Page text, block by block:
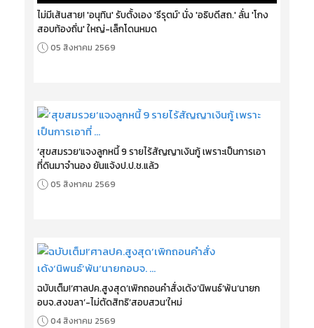
ไม่มีเส้นสาย! 'อนุทิน' รับตั้งเอง 'ธีรุตม์' นั่ง 'อธิบดีสถ.' ลั่น 'โกง
สอบท้องถิ่น' ใหญ่-เล็กโดนหมด
05 สิงหาคม 2569
‘สุขสมรวย’แจงลูกหนี้ 9 รายไร้สัญญาเงินกู้ เพราะเป็นการเอา
ที่ดินมาจำนอง ยันแจ้งป.ป.ช.แล้ว
05 สิงหาคม 2569
ฉบับเต็ม!‘ศาลปค.สูงสุด’เพิกถอนคำสั่งเด้ง‘นิพนธ์’พ้น‘นายก
อบจ.สงขลา’-ไม่ตัดสิทธิ‘สอบสวน’ใหม่
04 สิงหาคม 2569